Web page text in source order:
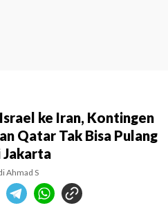
ke Iran, Kontingen
Qatar Tak Bisa Pulang
Jakarta
Ahmad S